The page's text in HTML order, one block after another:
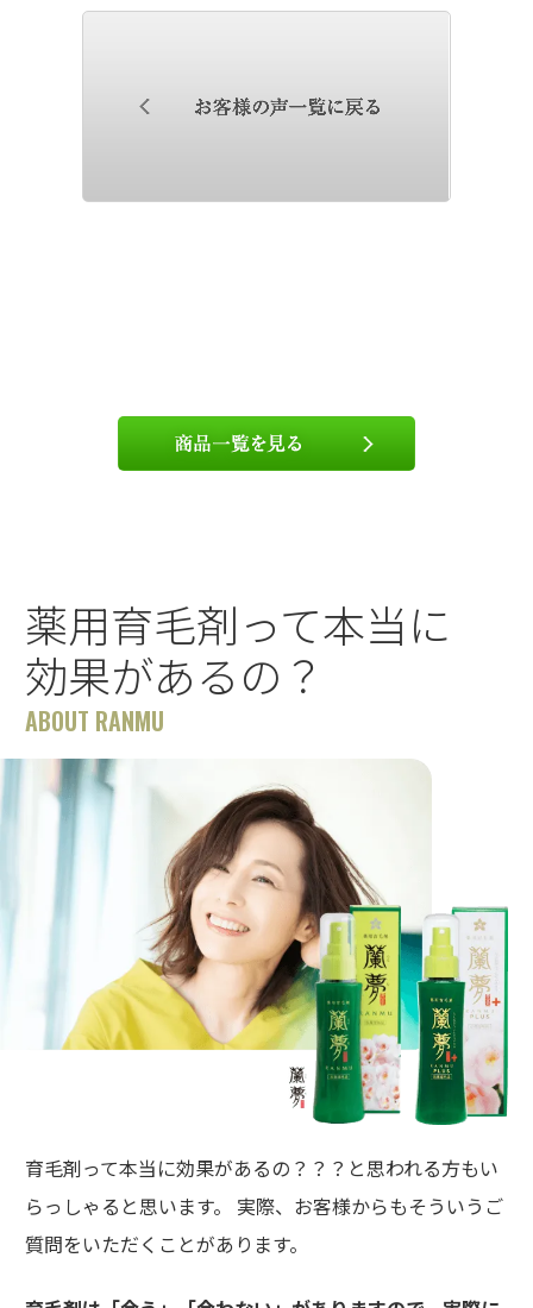
薬用育毛剤って本当に
効果があるの？
ABOUT RANMU
育毛剤って本当に効果があるの？？？と思われる方もい
らっしゃると思います。 実際、お客様からもそういうご
質問をいただくことがあります。